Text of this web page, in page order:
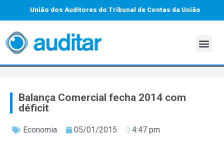
União dos Auditores do Tribunal de Contas da União
Balança Comercial fecha 2014 com
déficit
Economia 05/01/2015 4:47 pm